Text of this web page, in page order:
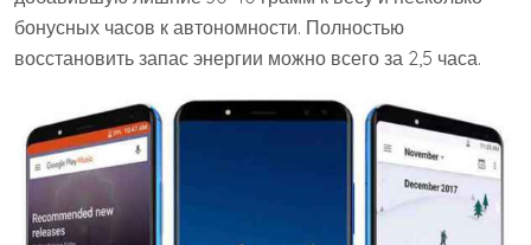
бонусных часов к автономности. Полностью
восстановить запас энергии можно всего за 2,5 часа.